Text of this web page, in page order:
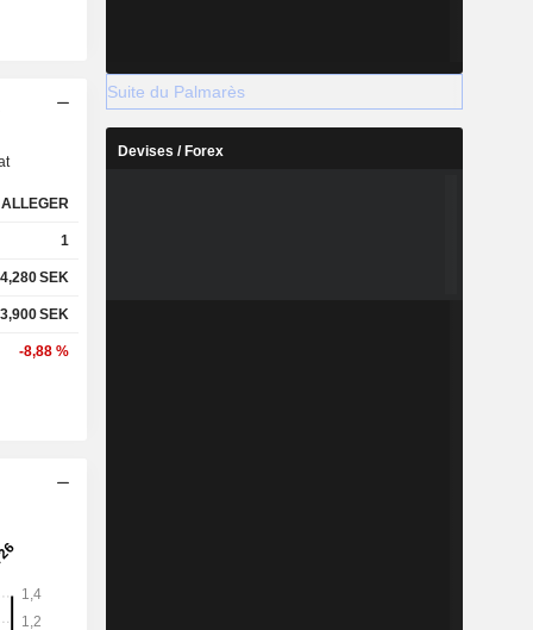
ALLEGER
1
4,280SEK
3,900SEK
-8,88 %
Suite du Palmarès
Devises / Forex